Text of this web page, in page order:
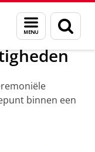
Menu
en
zoeken
binnen een